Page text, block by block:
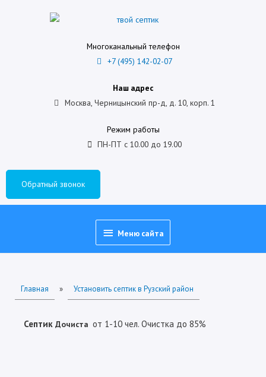
Многоканальный телефон
+7 (495) 142-02-07
Наш адрес
Москва, Черницынский пр-д, д. 10, корп. 1
Режим работы
ПН-ПТ с 10.00 до 19.00
Обратный звонок
Меню сайта
Главная » Установить септик в Рузский район
Септик Дочиста от 1-10 чел. Очистка до 85%